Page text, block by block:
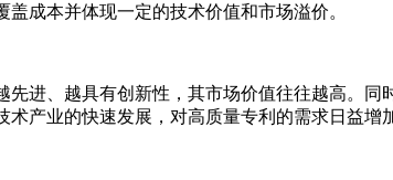
成本并体现一定的技术价值和市场溢价。
进、越具有创新性，其市场价值往往越高。
产业的快速发展，对高质量专利的需求日益增